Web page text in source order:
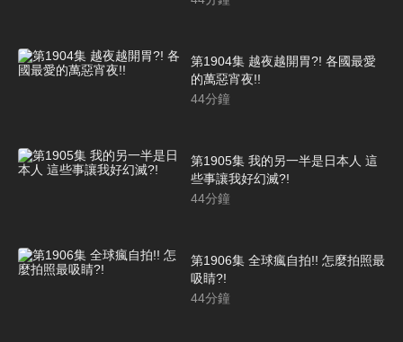
第1904集 越夜越開胃?! 各國最愛
的萬惡宵夜!!
44分鐘
第1905集 我的另一半是日本人 這
些事讓我好幻滅?!
44分鐘
第1906集 全球瘋自拍!! 怎麼拍照最
吸睛?!
44分鐘